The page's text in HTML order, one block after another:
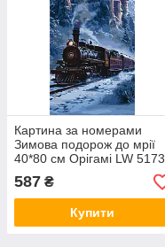
Картина за номерами
Зимова подорож до мрії
40*80 см Орігамі LW 5173
587 ₴
Купити